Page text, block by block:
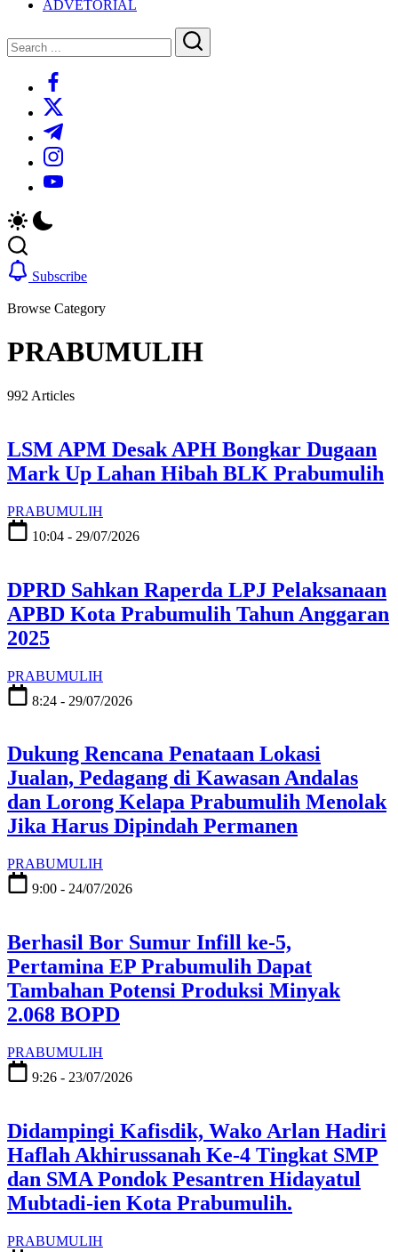
ADVETORIAL
Search
Search
https://www.facebook.com/
https://twitter.com/
https://t.me/
https://www.instagram.com/
https://youtube.com/
Subscribe
Browse Category
PRABUMULIH
992 Articles
LSM APM Desak APH Bongkar Dugaan
Mark Up Lahan Hibah BLK Prabumulih
PRABUMULIH
10:04 - 29/07/2026
DPRD Sahkan Raperda LPJ Pelaksanaan
APBD Kota Prabumulih Tahun Anggaran
2025
PRABUMULIH
8:24 - 29/07/2026
Dukung Rencana Penataan Lokasi
Jualan, Pedagang di Kawasan Andalas
dan Lorong Kelapa Prabumulih Menolak
Jika Harus Dipindah Permanen
PRABUMULIH
9:00 - 24/07/2026
Berhasil Bor Sumur Infill ke-5,
Pertamina EP Prabumulih Dapat
Tambahan Potensi Produksi Minyak
2.068 BOPD
PRABUMULIH
9:26 - 23/07/2026
Didampingi Kafisdik, Wako Arlan Hadiri
Haflah Akhirussanah Ke-4 Tingkat SMP
dan SMA Pondok Pesantren Hidayatul
Mubtadi-ien Kota Prabumulih.
PRABUMULIH